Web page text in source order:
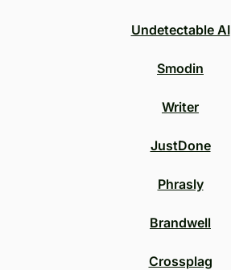
Undetectable AI
Smodin
Writer
JustDone
Phrasly
Brandwell
Crossplag